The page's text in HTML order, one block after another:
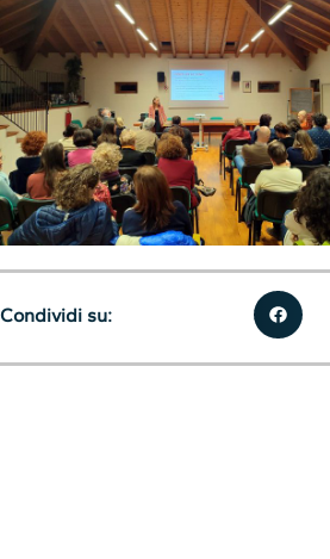
Condividi su: